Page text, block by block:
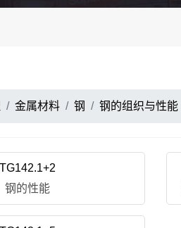
金属材料 钢 钢的组织与性能
TG142.1+2
钢的性能